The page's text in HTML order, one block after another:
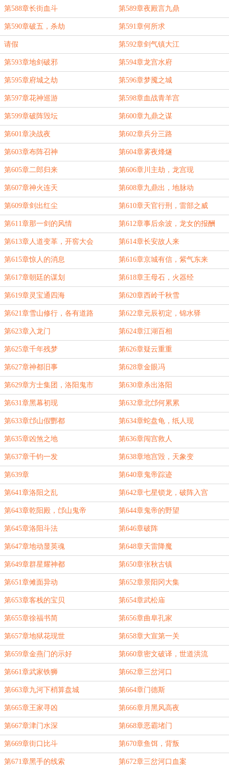
第588章长街血斗 第589章夜殿言九鼎
第590章破五，杀劫 第591章何所求
请假 第592章剑气镇大江
第593章地剑破邪 第594章龙宫水府
第595章府城之劫 第596章梦魇之城
第597章花神巡游 第598章血战青羊宫
第599章破阵毁坛 第600章九鼎之谋
第601章决战夜 第602章兵分三路
第603章布阵召神 第604章雾夜烽燧
第605章二郎归来 第606章川主劫，龙宫现
第607章神火连天 第608章九鼎出，地脉动
第609章剑出红尘 第610章天官行刑，雷部之威
第611章那一剑的风情 第612章事后余波，龙女的报酬
第613章人道变革，开窖大会 第614章长安故人来
第615章惊人的消息 第616章京城有信，紫气东来
第617章朝廷的谋划 第618章王母石，火器经
第619章灵宝通四海 第620章西岭千秋雪
第621章雪山修行，各有道路 第622章元辰初定，锦水驿
第623章入龙门 第624章江湖百相
第625章千年残梦 第626章疑云重重
第627章神都旧事 第628章金眼冯
第629章方士集团，洛阳鬼市 第630章杀出洛阳
第631章黑幕初现 第632章北邙何累累
第633章邙山假酆都 第634章蛇盘龟，纸人现
第635章凶煞之地 第636章闯宫救人
第637章千钧一发 第638章地宫毁，天象变
第639章 第640章鬼帝踪迹
第641章洛阳之乱 第642章七星锁龙，破阵入宫
第643章乾阳殿，邙山鬼帝 第644章鬼帝的野望
第645章洛阳斗法 第646章破阵
第647章地动显英魂 第648章天雷降魔
第649章群星耀神都 第650章张秋古镇
第651章傩面异动 第652章景阳冈大集
第653章客栈的宝贝 第654章武松庙
第655章徐福书简 第656章曲阜孔家
第657章地狱花现世 第658章大宣第一关
第659章金燕门的示好 第660章密文破译，世道洪流
第661章武家铁狮 第662章三岔河口
第663章九河下梢算盘城 第664章门德斯
第665章王家寻凶 第666章月黑风高夜
第667章津门水深 第668章恶霸堵门
第669章街口比斗 第670章鱼饵，背叛
第671章黑手的线索 第672章三岔河口血案